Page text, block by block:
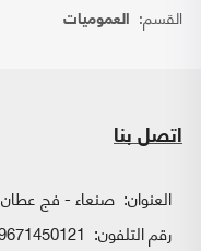
القسم: العموميات
اتصل بنا
العنوان: صنعاء - فج
رقم التلفون: